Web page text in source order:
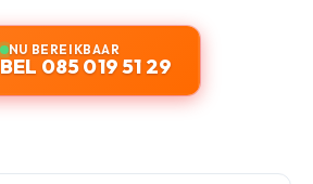
NU BEREIKBAAR
BEL 085 019 51 29